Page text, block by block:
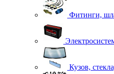
Фитинги,
Кузов,